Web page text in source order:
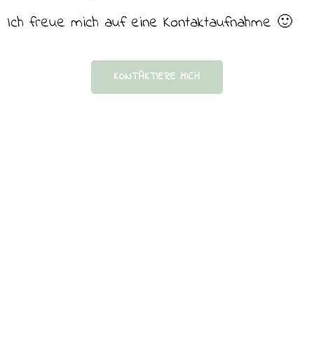
Ich freue mich auf eine Kontaktaufnahme 🙂
KONTAKTIERE MICH